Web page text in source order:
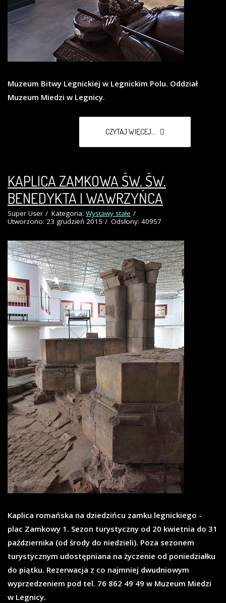
Muzeum Bitwy Legnickiej w Legnickim Polu. Oddział
Muzeum Miedzi w Legnicy.
CZYTAJ WIĘCEJ...
KAPLICA ZAMKOWA ŚW. ŚW.
BENEDYKTA I WAWRZYŃCA
Super User Kategoria: Wystawy stałe
Utworzono: 23 grudzień 2015
Odsłony: 40957
Kaplica romańska na dziedzińcu zamku legnickiego -
plac Zamkowy 1. Sezon turystyczny od 20 kwietnia do 31
października (od środy do niedzieli). Poza sezonem
turystycznym udostępniana na życzenie od poniedziałku
do piątku. Rezerwacja z co najmniej dwudniowym
wyprzedzeniem pod tel. 76 862 49 49 w Muzeum Miedzi
w Legnicy.